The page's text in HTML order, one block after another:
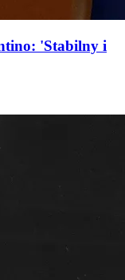
'Stabilny i